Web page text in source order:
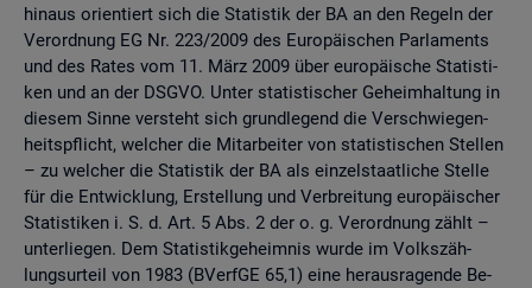
hin­aus ori­en­tiert sich die Sta­tis­tik der BA an den Re­geln der
Ver­ord­nung EG Nr. 223/2009 des Eu­ro­päi­schen Par­la­ments
und des Rates vom 11. März 2009 über eu­ro­päi­sche Sta­tis­ti­
ken und an der DSGVO. Unter sta­tis­ti­scher Ge­heim­hal­tung in
die­sem Sinne ver­steht sich grund­le­gend die Ver­schwie­gen­
heits­pflicht, wel­cher die Mit­ar­bei­ter von sta­tis­ti­schen Stel­len
– zu wel­cher die Sta­tis­tik der BA als ein­zel­staat­li­che Stel­le
für die Ent­wick­lung, Er­stel­lung und Ver­brei­tung eu­ro­päi­scher
Sta­tis­ti­ken i. S. d. Art. 5 Abs. 2 der o. g. Ver­ord­nung zählt –
un­ter­lie­gen. Dem Sta­tis­tik­ge­heim­nis wurde im Volks­zäh­
lungs­ur­teil von 1983 (BVerf­GE 65,1) eine her­aus­ra­gen­de Be­